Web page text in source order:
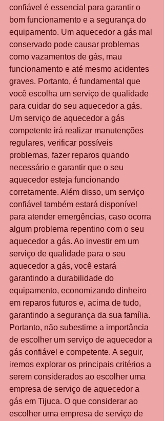
confiável é essencial para garantir o
bom funcionamento e a segurança do
equipamento. Um aquecedor a gás mal
conservado pode causar problemas
como vazamentos de gás, mau
funcionamento e até mesmo acidentes
graves. Portanto, é fundamental que
você escolha um serviço de qualidade
para cuidar do seu aquecedor a gás.
Um serviço de aquecedor a gás
competente irá realizar manutenções
regulares, verificar possíveis
problemas, fazer reparos quando
necessário e garantir que o seu
aquecedor esteja funcionando
corretamente. Além disso, um serviço
confiável também estará disponível
para atender emergências, caso ocorra
algum problema repentino com o seu
aquecedor a gás. Ao investir em um
serviço de qualidade para o seu
aquecedor a gás, você estará
garantindo a durabilidade do
equipamento, economizando dinheiro
em reparos futuros e, acima de tudo,
garantindo a segurança da sua família.
Portanto, não subestime a importância
de escolher um serviço de aquecedor a
gás confiável e competente. A seguir,
iremos explorar os principais critérios a
serem considerados ao escolher uma
empresa de serviço de aquecedor a
gás em Tijuca. O que considerar ao
escolher uma empresa de serviço de